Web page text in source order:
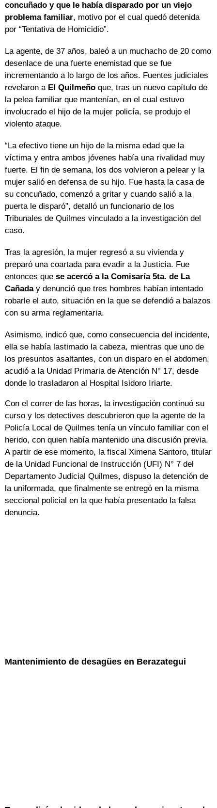
concuñado y que le había disparado por un viejo
problema familiar, motivo por el cual quedó detenida
por “Tentativa de Homicidio”.
La agente, de 37 años, baleó a un muchacho de 20 como
desenlace de una fuerte enemistad que se fue
incrementando a lo largo de los años. Fuentes judiciales
revelaron a El Quilmeño que, tras un nuevo capítulo de
la pelea familiar que mantenían, en el cual estuvo
involucrado el hijo de la mujer policía, se produjo el
violento ataque.
“La efectivo tiene un hijo de la misma edad que la
víctima y entra ambos jóvenes había una rivalidad muy
fuerte. El fin de semana, los dos volvieron a pelear y la
mujer salió en defensa de su hijo. Fue hasta la casa de
su concuñado, comenzó a gritar y cuando salió a la
puerta le disparó”, detalló un funcionario de los
Tribunales de Quilmes vinculado a la investigación del
caso.
Tras la agresión, la mujer regresó a su vivienda y
preparó una coartada para evadir a la Justicia. Fue
entonces que se acercó a la Comisaría 5ta. de La
Cañaday denunció que tres hombres habían intentado
robarle el auto, situación en la que se defendió a balazos
con su arma reglamentaria.
Asimismo, indicó que, como consecuencia del incidente,
ella se había lastimado la cabeza, mientras que uno de
los presuntos asaltantes, con un disparo en el abdomen,
acudió a la Unidad Primaria de Atención N° 17, desde
donde lo trasladaron al Hospital Isidoro Iriarte.
Con el correr de las horas, la investigación continuó su
curso y los detectives descubrieron que la agente de la
Policía Local de Quilmes tenía un vínculo familiar con el
herido, con quien había mantenido una discusión previa.
A partir de ese momento, la fiscal Ximena Santoro, titular
de la Unidad Funcional de Instrucción (UFI) N° 7 del
Departamento Judicial Quilmes, dispuso la detención de
la uniformada, que finalmente se entregó en la misma
seccional policial en la que había presentado la falsa
denuncia.
Mantenimiento de desagües en Berazategui